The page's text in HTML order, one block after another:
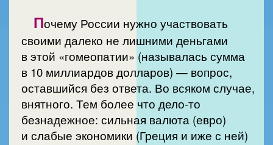
Почему России нужно участвовать
своими далеко не лишними деньгами
в этой «гомеопатии» (называлась сумма
в 10 миллиардов долларов) — вопрос,
оставшийся без ответа. Во всяком случае,
внятного. Тем более что дело-то
безнадежное: сильная валюта (евро)
и слабые экономики (Греция и иже с ней)